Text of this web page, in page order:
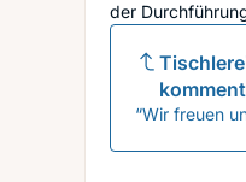
der
“Wir freuen